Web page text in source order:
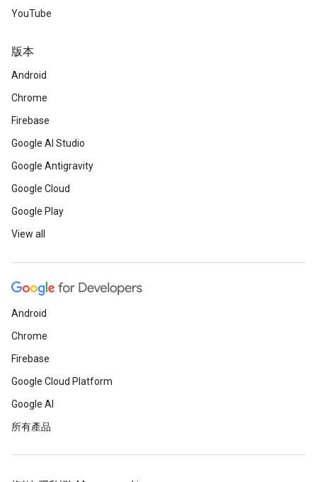
YouTube
版本
Android
Chrome
Firebase
Google AI Studio
Google Antigravity
Google Cloud
Google Play
View all
Android
Chrome
Firebase
Google Cloud Platform
Google AI
所有產品